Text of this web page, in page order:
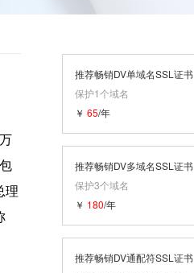
理
推荐畅销DV单域名SSL证书
保护1个域名
￥ 65/年
推荐畅销DV多域名SSL证书
保护3个域名
￥ 180/年
推荐畅销DV通配符SSL证书